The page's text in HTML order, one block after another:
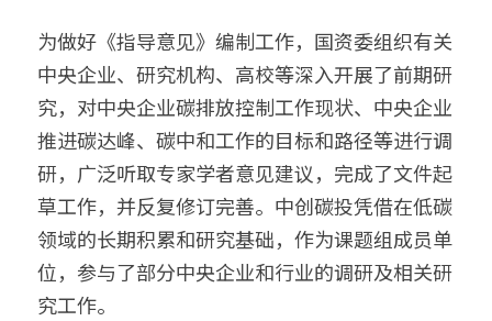
为做好《指导意见》编制工作，国资委组织有关
中央企业、研究机构、高校等深入开展了前期研
究，对中央企业碳排放控制工作现状、中央企业
推进碳达峰、碳中和工作的目标和路径等进行调
研，广泛听取专家学者意见建议，完成了文件起
草工作，并反复修订完善。中创碳投凭借在低碳
领域的长期积累和研究基础，作为课题组成员单
位，参与了部分中央企业和行业的调研及相关研
究工作。